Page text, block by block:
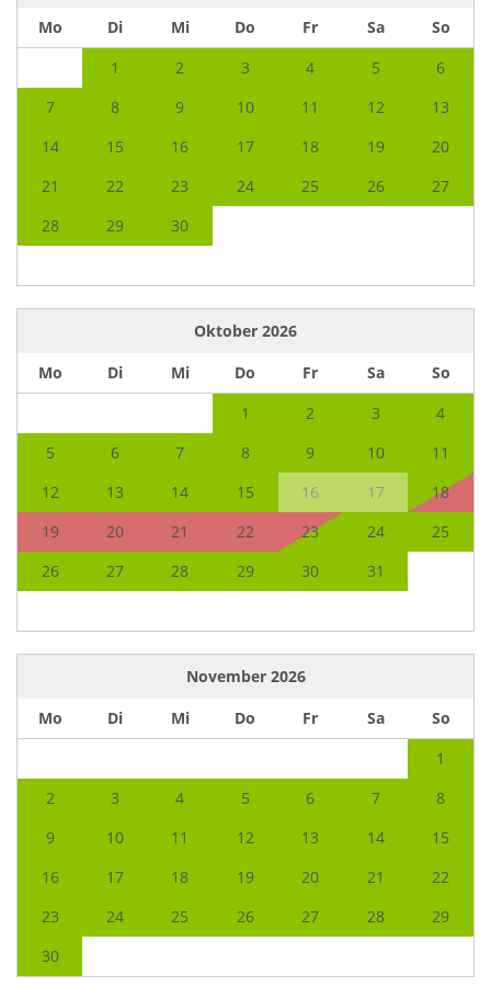
Mo Di Mi Do Fr Sa
So
1
2 3 4 5
6
7
8 9 10 11 12
13
14
15 16 17 18 19
20
21
22 23 24 25 26
27
28
29 30
Oktober 2026
Mo
Di Mi Do Fr Sa
So
1
2 3
4
5
6 7 8 9 10
11
12
13 14 15 16 17
18
19
20 21 22 23 24
25
26
27 28 29 30 31
November 2026
Mo
Di Mi Do Fr Sa
So
1
2
3 4 5 6 7
8
9
10 11 12 13 14
15
16
17 18 19 20 21
22
23
24 25 26 27 28
29
30